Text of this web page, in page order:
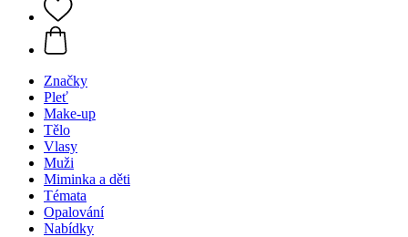
Značky
Pleť
Make-up
Tělo
Vlasy
Muži
Miminka a děti
Témata
Opalování
Nabídky